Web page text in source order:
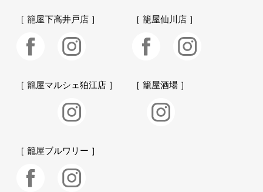
［ 籠屋下高井戸店 ］ ［ 籠屋仙川店 ］
［ 籠屋マルシェ狛江店 ］ ［ 籠屋酒場 ］
［ 籠屋ブルワリー ］